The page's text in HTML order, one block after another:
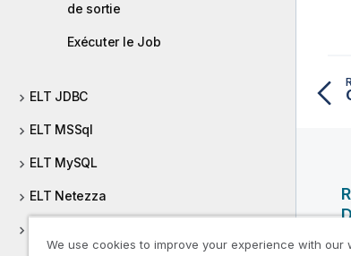
de sortie
Exécuter le Job
ELT JDBC
ELT MSSql
ELT MySQL
ELT Netezza
We use cookies to improve your experience with our